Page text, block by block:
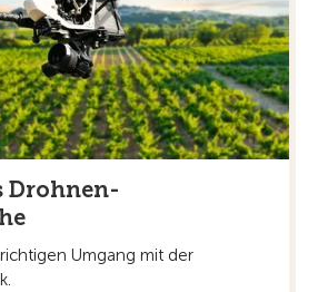
Drohnen-
Umgang mit der